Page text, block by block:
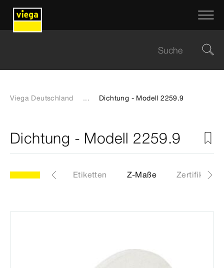
Viega Deutschland ... Dichtung - Modell 2259.9
Dichtung - Modell 2259.9
Artikel Etiketten Z-Maße Zertifikate